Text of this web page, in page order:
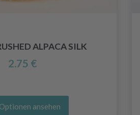
ALPACA SILK
2.75 €
ansehen